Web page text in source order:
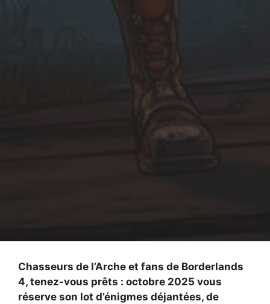
Chasseurs de l’Arche et fans de Borderlands
4, tenez-vous prêts : octobre 2025 vous
réserve son lot d’énigmes déjantées, de